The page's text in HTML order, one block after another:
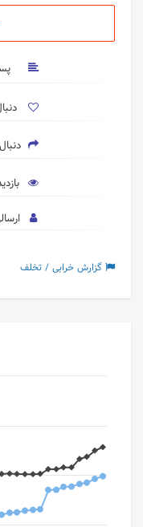
گزارش خرابی / تخلف